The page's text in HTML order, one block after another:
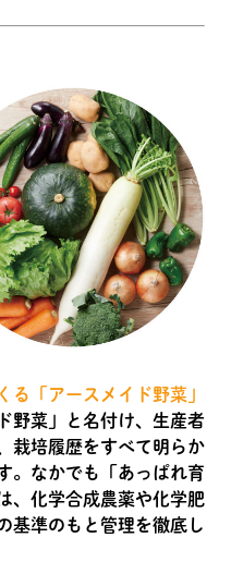
る「アースメイド野菜」
野菜」と名付け、生産者
栽培履歴をすべて明らか
。なかでも「あっぱれ育
、化学合成農薬や化学肥
基準のもと管理を徹底し